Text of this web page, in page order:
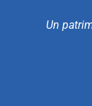
Un